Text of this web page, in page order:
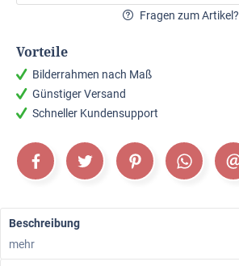
Fragen zum Artikel?
Vorteile
Bilderrahmen nach Maß
Günstiger Versand
Schneller Kundensupport
Beschreibung
mehr